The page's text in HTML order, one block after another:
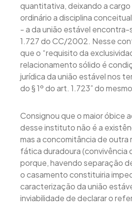
quantitativa, deixando a
ordinário a disciplina
- a da união estável encontra-
1.727 do CC/2002. Nesse
que o “requisito da
relacionamento sólido é
jurídica da união estável nos
do § 1º do art. 1.723” do
Consignou que o maior óbice
desse instituto não é a
mas a concomitância de
fática duradoura (convivência
porque, havendo separação
o casamento constituiria
caracterização da união
inviabilidade de declarar o